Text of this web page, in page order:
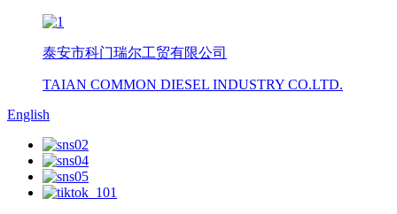
泰安市科门瑞尔工贸有限公司
TAIAN COMMON DIESEL INDUSTRY CO.LTD.
English